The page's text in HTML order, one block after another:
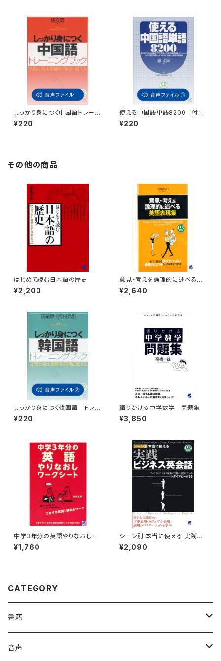
しっかり身につく中国語トレーニ
ングブック 付属音声
¥220
使える中国語単語8200 付属
音声1
¥220
その他の商品
はじめて読む日本語の歴史
¥2,200
意見・考えを論理的に述べる英
語表現集 CD BOOK
¥2,640
しっかり身につく韓国語 トレー
ニングブック 付属音声2
¥220
語りかける中学数学 問題集
¥3,850
中学3年分の英語やりなおしワ
ークシート
¥1,760
シーン別 本当に使える 実践ビ
ジネス英会話 CD BOOK
¥2,090
CATEGORY
書籍
英語
音声